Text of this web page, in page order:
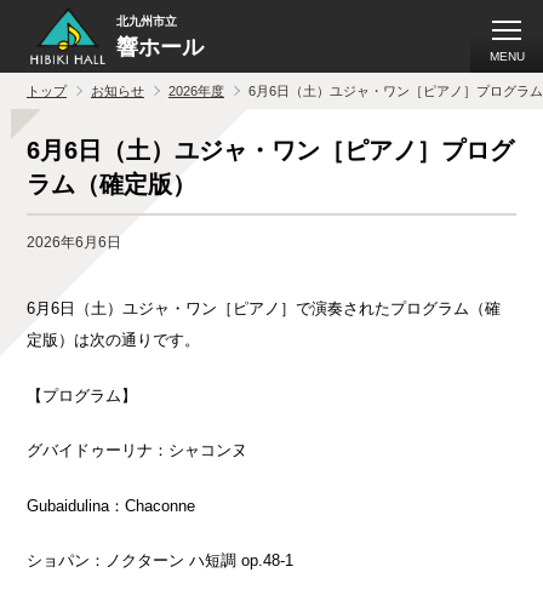
北九州市立
響ホール MENU
トップ お知らせ 2026年度 6月6日（土）ユジャ・ワン［ピアノ］プログラ
6月6日（土）ユジャ・ワン［ピアノ］プログ
ラム（確定版）
2026年6月6日
6月6 日（土）ユジャ・ワン［ピアノ］で演奏されたプログラム（確
定版）は次の通りです。
【プログラム】
グバイドゥーリナ：シャコンヌ
Gubaidulina：Chaconne
ショパン：ノクターン ハ短調op.48-1